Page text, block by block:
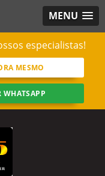
MENU
especialistas!
MESMO
WHATSAPP